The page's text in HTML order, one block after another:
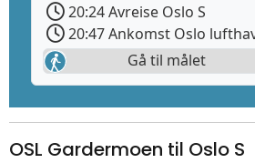
20:24 Avreise Oslo S
20:47 Ankomst Oslo
Gå til målet
OSL Gardermoen til Oslo S